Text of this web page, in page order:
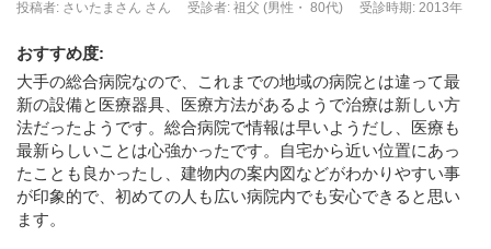
投稿者: さいたまさん さん
受診者: 祖父 (男性・ 80代) 受診時期: 2013年
おすすめ度:
大手の総合病院なので、これまでの地域の病院とは違って最
新の設備と医療器具、医療方法があるようで治療は新しい方
法だったようです。総合病院で情報は早いようだし、医療も
最新らしいことは心強かったです。自宅から近い位置にあっ
たことも良かったし、建物内の案内図などがわかりやすい事
が印象的で、初めての人も広い病院内でも安心できると思い
ます。